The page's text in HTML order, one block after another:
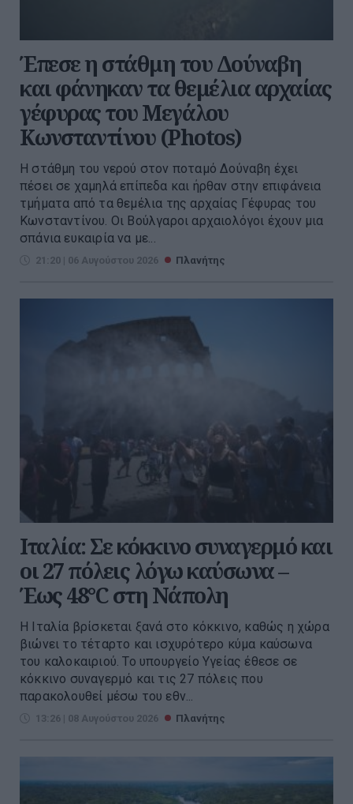
Έπεσε η στάθμη του Δούναβη
και φάνηκαν τα θεμέλια αρχαίας
γέφυρας του Μεγάλου
Κωνσταντίνου (Photos)
Η στάθμη του νερού στον ποταμό Δούναβη έχει
πέσει σε χαμηλά επίπεδα και ήρθαν στην επιφάνεια
τμήματα από τα θεμέλια της αρχαίας Γέφυρας του
Κωνσταντίνου. Οι Βούλγαροι αρχαιολόγοι έχουν μια
σπάνια ευκαιρία να με...
21:20 | 06 Αυγούστου 2026 Πλανήτης
Ιταλία: Σε κόκκινο συναγερμό και
οι 27 πόλεις λόγω καύσωνα –
Έως 48°C στη Νάπολη
Η Ιταλία βρίσκεται ξανά στο κόκκινο, καθώς η χώρα
βιώνει το τέταρτο και ισχυρότερο κύμα καύσωνα
του καλοκαιριού. Το υπουργείο Υγείας έθεσε σε
κόκκινο συναγερμό και τις 27 πόλεις που
παρακολουθεί μέσω του εθν...
13:26 | 08 Αυγούστου 2026 Πλανήτης